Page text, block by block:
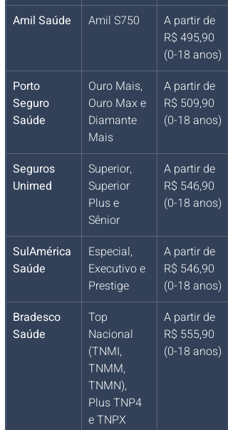
Amil Saúde Amil S750
A partir de
R$ 495,90
(0-18 anos)
Porto
Seguro
Saúde
Ouro Mais,
Ouro Max e
Diamante
Mais
A partir de
R$ 509,90
(0-18 anos)
Seguros
Unimed
Superior,
Superior
Plus e
Sênior
A partir de
R$ 546,90
(0-18 anos)
SulAmérica
Saúde
Especial,
Executivo e
Prestige
A partir de
R$ 546,90
(0-18 anos)
Bradesco
Saúde
Top
Nacional
(TNMI,
TNMM,
TNMN),
Plus TNP4
e TNPX
A partir de
R$ 555,90
(0-18 anos)